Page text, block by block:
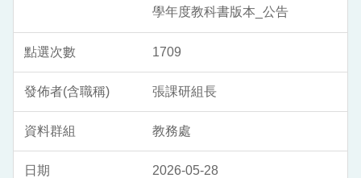
學年度教科書版本_公告
1709
張課研組長
教務處
2026-05-28